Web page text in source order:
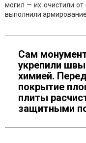
могил — их очистили от
выполнили
Сам
укрепили
химией.
покрытие
плиты
защитными